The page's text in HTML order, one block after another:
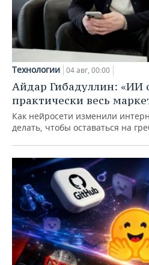
Технологии 04 авг, 00:00
Айдар Гибадуллин: «ИИ
практически весь
Как нейросети изменили
делать, чтобы оставаться на